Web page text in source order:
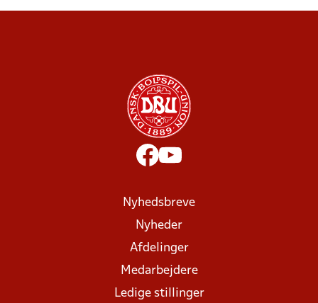
Nyhedsbreve
Nyheder
Afdelinger
Medarbejdere
Ledige stillinger